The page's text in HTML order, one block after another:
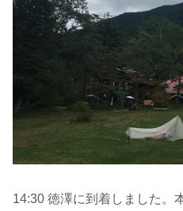
14:30 徳澤に到着しました。